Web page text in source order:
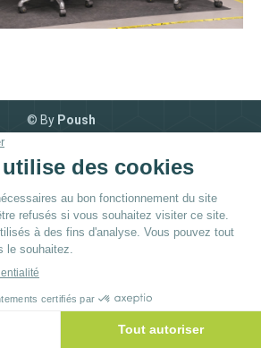
© By Poush